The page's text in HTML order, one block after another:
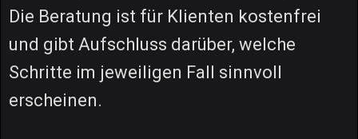
Die Beratung ist für Klienten kostenfrei
und gibt Aufschluss darüber, welche
Schritte im jeweiligen Fall sinnvoll
erscheinen.